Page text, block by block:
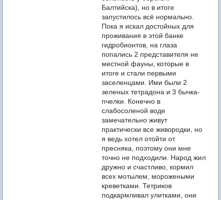
Балтийска), но в итоге
запустилось всё нормально.
Пока я искал достойных для
проживания в этой банке
гидробионтов, на глаза
попались 2 представителя не
местной фауны, которые в
итоге и стали первыми
заселенцами. Ими были 2
зеленых тетрадона и 3 бычка-
пчелки. Конечно в
слабосоленой воде
замечательно живут
практически все живородки, но
я ведь хотел отойти от
пресняка, поэтому они мне
точно не подходили. Народ жил
дружно и счастливо, кормил
всех мотылем, морожеными
креветками. Тетриков
подкармливал улитками, они